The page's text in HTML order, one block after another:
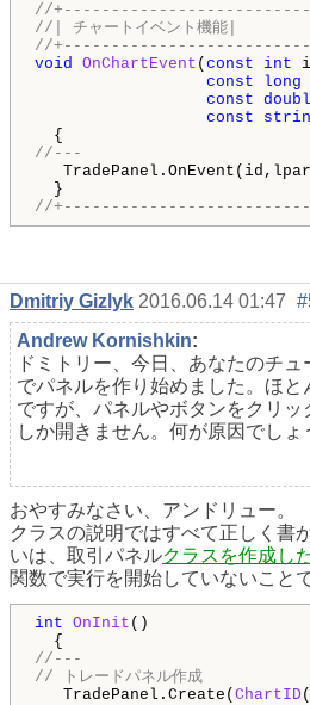
//
//| チャートイベント機能|
//
void OnChartEvent ( const int
const
long
const
const
//---
//
Dmitriy Gizlyk 2016.06.14 01:47
Andrew Kornishkin:
ドミトリー、今日、あなたのチ
でパネルを作り始めました。ほ
ですが、パネルやボタンをクリ
しか開きません。何が原因でしょ
おやすみなさい、アンドリュー。
クラスの説明ではすべて正しく書
いは、取引パネルクラスを作成し
関数で実行を開始していないことで
int OnInit ()
//---
// トレードパネル作成
TradePanel.Create( ChartID